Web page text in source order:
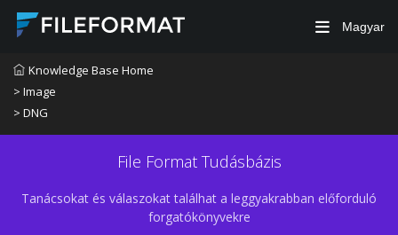
Magyar
Knowledge Base Home
> Image
> DNG
File Format Tudásbázis
Tanácsokat és válaszokat találhat a leggyakrabban előforduló
forgatókönyvekre